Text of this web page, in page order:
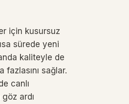
için kusursuz
sürede yeni
kaliteyle de
fazlasını sağlar.
canlı
ardı